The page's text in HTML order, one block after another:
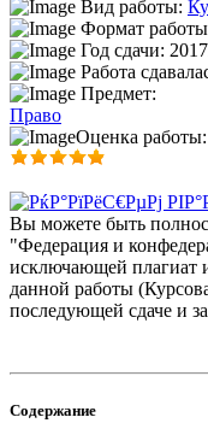
Вид работы:
Формат
Год сдачи:
Работа
Предмет:
Право
Оценка работы:
Вы можете быть
"Федерация и
исключающей плагиат
данной работы
последующей сдаче и
Содержание